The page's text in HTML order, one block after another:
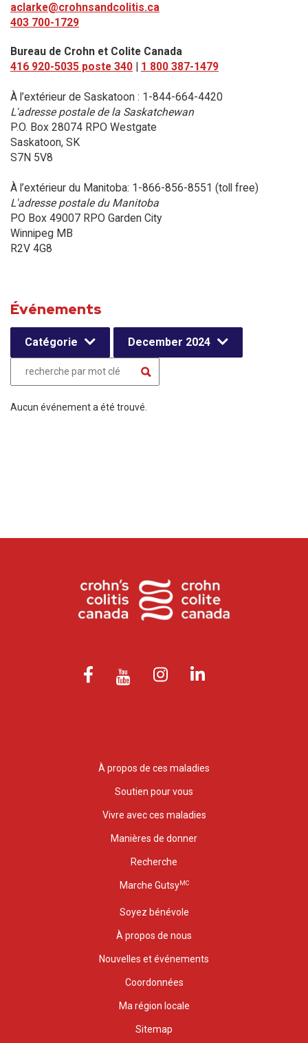
aclarke@crohnsandcolitis.ca
403 700-1729
Bureau de Crohn et Colite Canada
416 920-5035 poste 340 | 1 800 387-1479
À l’extérieur de Saskatoon : 1-844-664-4420
L'adresse postale de la Saskatchewan
P.O. Box 28074 RPO Westgate
Saskatoon, SK
S7N 5V8
À l’extérieur du Manitoba: 1-866-856-8551 (toll free)
L'adresse postale du Manitoba
PO Box 49007 RPO Garden City
Winnipeg MB
R2V 4G8
Événements
Catégorie December 2024
Aucun événement a été trouvé.
À propos de ces maladies
Soutien pour vous
Vivre avec ces maladies
Manières de donner
Recherche
Marche GutsyMC
Soyez bénévole
À propos de nous
Nouvelles et événements
Coordonnées
Ma région locale
Sitemap